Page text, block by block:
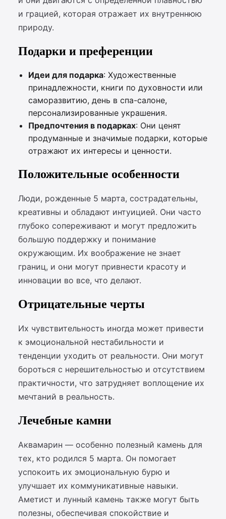
и грацией, которая отражает их внутреннюю
природу.
Подарки и преференции
Идеи для подарка: Художественные
принадлежности, книги по духовности или
саморазвитию, день в спа-салоне,
персонализированные украшения.
Предпочтения в подарках: Они ценят
продуманные и значимые подарки, которые
отражают их интересы и ценности.
Положительные особенности
Люди, рожденные 5 марта, сострадательны,
креативны и обладают интуицией. Они часто
глубоко сопереживают и могут предложить
большую поддержку и понимание
окружающим. Их воображение не знает
границ, и они могут привнести красоту и
инновации во все, что делают.
Отрицательные черты
Их чувствительность иногда может привести
к эмоциональной нестабильности и
тенденции уходить от реальности. Они могут
бороться с нерешительностью и отсутствием
практичности, что затрудняет воплощение их
мечтаний в реальность.
Лечебные камни
Аквамарин — особенно полезный камень для
тех, кто родился 5 марта. Он помогает
успокоить их эмоциональную бурю и
улучшает их коммуникативные навыки.
Аметист и лунный камень также могут быть
полезны, обеспечивая спокойствие и